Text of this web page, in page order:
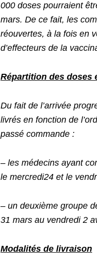
000 doses pourraient
mars. De ce fait, les
réouvertes, à la fois en
d’effecteurs de la
Répartition des doses
Du fait de l’arrivée
livrés en fonction de
passé commande :
– les médecins ayant
le mercredi24 et le
– un deuxième groupe
31 mars au vendredi 2
Modalités de livraison